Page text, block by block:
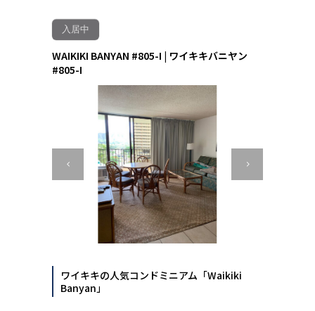
入居中
WAIKIKI BANYAN #805-I | ワイキキバニヤン
#805-I
ワイキキの人気コンドミニアム「Waikiki
Banyan」